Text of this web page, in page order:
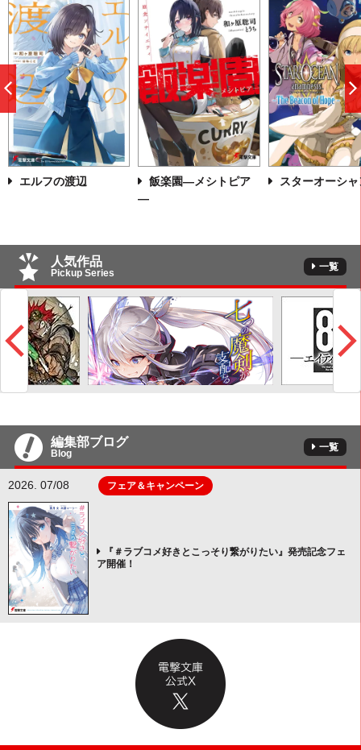
エルフの渡辺
飯楽園―メシトピア
―
スターオーシャ
前
へ
人気作品
Pickup Series
一覧
編集部ブログ
Blog
一覧
2026. 07/08 フェア＆キャンペーン
『＃ラブコメ好きとこっそり繋がりたい』発売記念フェ
ア開催！